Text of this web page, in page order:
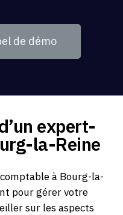
de démo
expert-
la-Reine
à Bourg-la-
pour gérer votre
sur les aspects